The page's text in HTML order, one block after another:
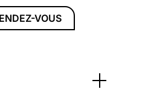
VOUS